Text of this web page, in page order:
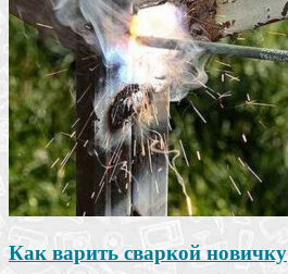
Как варить сваркой новичку